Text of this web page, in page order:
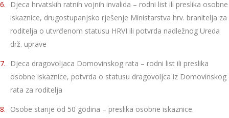
Djeca hrvatskih ratnih vojnih invalida – rodni list ili preslika osobne
iskaznice, drugostupanjsko rješenje Ministarstva hrv. branitelja za
roditelja o utvrđenom statusu HRVI ili potvrda nadležnog Ureda
drž. uprave
Djeca dragovoljaca Domovinskog rata – rodni list ili preslika
osobne iskaznice, potvrda o statusu dragovoljca iz Domovinskog
rata za roditelja
Osobe starije od 50 godina – preslika osobne iskaznice.